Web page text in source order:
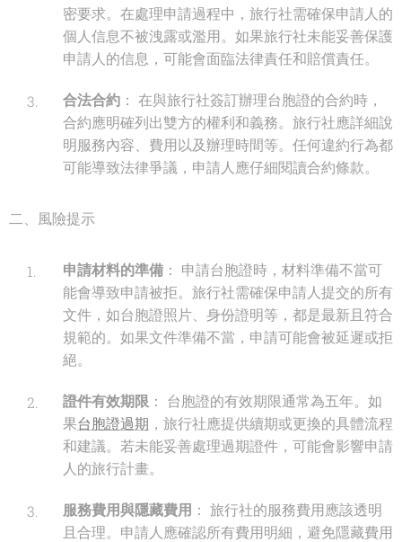
密要求。在處理申請過程中，旅行社需確保申請人的
個人信息不被洩露或濫用。如果旅行社未能妥善保護
申請人的信息，可能會面臨法律責任和賠償責任。
合法合約 ： 在與旅行社簽訂辦理台胞證的合約時，
合約應明確列出雙方的權利和義務。旅行社應詳細說
明服務內容、費用以及辦理時間等。任何違約行為都
可能導致法律爭議，申請人應仔細閱讀合約條款。
二、風險提示
申請材料的準備 ： 申請台胞證時，材料準備不當可
能會導致申請被拒。旅行社需確保申請人提交的所有
文件，如台胞證照片、身份證明等，都是最新且符合
規範的。如果文件準備不當，申請可能會被延遲或拒
絕。
證件有效期限 ： 台胞證的有效期限通常為五年。如
果台胞證過期 ，旅行社應提供續期或更換的具體流程
和建議。若未能妥善處理過期證件，可能會影響申請
人的旅行計畫。
服務費用與隱藏費用 ： 旅行社的服務費用應該透明
且合理。申請人應確認所有費用明細，避免隱藏費用